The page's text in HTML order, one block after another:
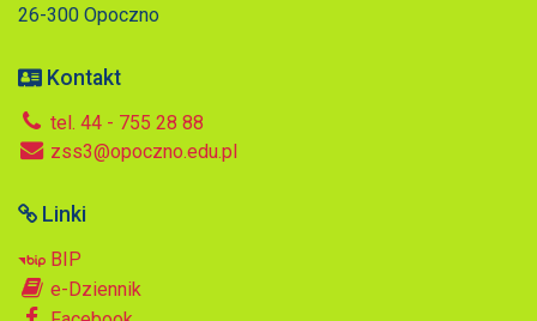
26-300 Opoczno
Kontakt
tel. 44 - 755 28 88
zss3@opoczno.edu.pl
Linki
BIP
e-Dziennik